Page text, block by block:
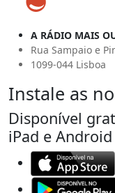
A RÁDIO MAIS
Rua Sampaio e
1099-044 Lisboa
Instale as
Disponível
iPad e Android